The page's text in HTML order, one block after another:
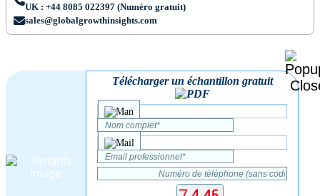
UK : +44 8085 022397 (Numéro gratuit)
sales@globalgrowthinsights.com
Télécharger un échantillon gratuit